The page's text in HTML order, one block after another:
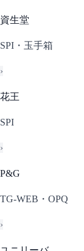
資生堂
SPI・玉手箱
›
花王
SPI
›
P&G
TG-WEB・OPQ
›